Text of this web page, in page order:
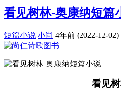
看见树林-奥康纳短篇
短篇小说 小尚 4年前 (2022-12-02)
看见